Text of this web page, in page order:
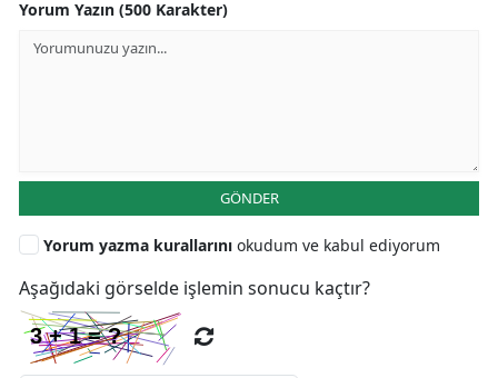
Yorum Yazın (500 Karakter)
GÖNDER
Yorum yazma kurallarını okudum ve kabul ediyorum
Aşağıdaki görselde işlemin sonucu kaçtır?